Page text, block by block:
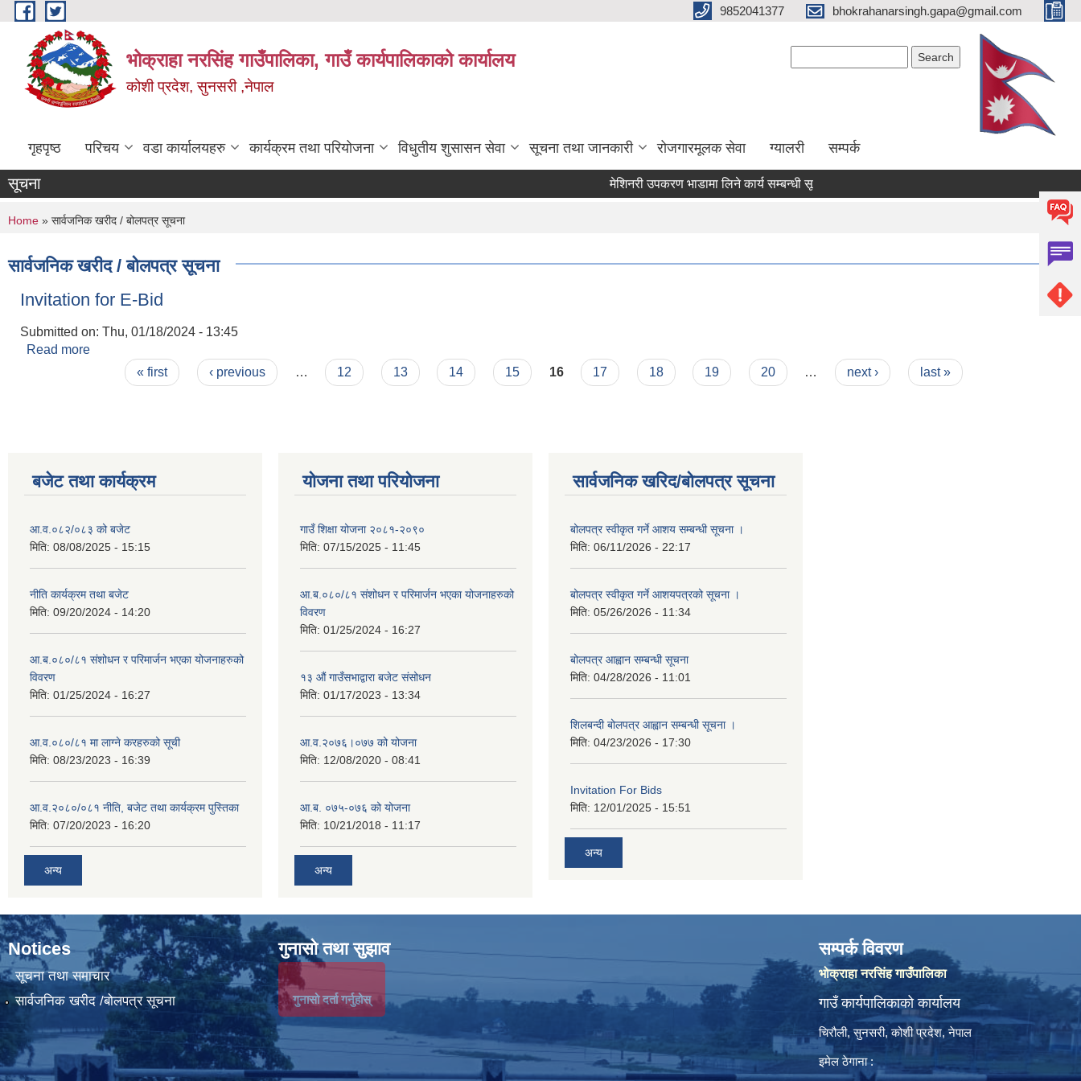
Skip to main content 9852041377 bhokrahanarsingh.gapa@gmail.com
भोक्राहा नरसिंह गाउँपालिका, गाउँ कार्यपालिकाको कार्यालय
कोशी प्रदेश, सुनसरी ,नेपाल
गृहपृष्ठ परिचय वडा कार्यालयहरु कार्यक्रम तथा परियोजना विधुतीय शुसासन सेवा सूचना तथा जानकारी रोजगारमूलक सेवा ग्यालरी सम्पर्क
सूचना मेशिनरी उपकरण भाडामा लिने कार्य सम्बन्धी सूचना
You are here
Home » सार्वजनिक खरीद / बोलपत्र सूचना
सार्वजनिक खरीद / बोलपत्र सूचना
Invitation for E-Bid
Submitted on: Thu, 01/18/2024 - 13:45
Read more
« first ‹ previous … 12 13 14 15 16 17 18 19 20 … next › last »
बजेट तथा कार्यक्रम
आ.व.०८२/०८३ को बजेट
मिति: 08/08/2025 - 15:15
नीति कार्यक्रम तथा बजेट
मिति: 09/20/2024 - 14:20
आ.ब.०८०/८१ संशोधन र परिमार्जन भएका योजनाहरुको
विवरण
मिति: 01/25/2024 - 16:27
आ.व.०८०/८१ मा लाग्ने करहरुको सूची
मिति: 08/23/2023 - 16:39
आ.व.२०८०/०८१ नीति, बजेट तथा कार्यक्रम पुस्तिका
मिति: 07/20/2023 - 16:20
अन्य
योजना तथा परियोजना
गाउँ शिक्षा योजना २०८१-२०९०
मिति: 07/15/2025 - 11:45
आ.ब.०८०/८१ संशोधन र परिमार्जन भएका योजनाहरुको
विवरण
मिति: 01/25/2024 - 16:27
१३ औं गाउँसभाद्वारा बजेट संसोधन
मिति: 01/17/2023 - 13:34
आ‍.व.२०७६।०७७ को योजना
मिति: 12/08/2020 - 08:41
आ.ब. ०७५-०७६ को योजना
मिति: 10/21/2018 - 11:17
अन्य
सार्वजनिक खरिद/बोलपत्र सूचना
बोलपत्र स्वीकृत गर्ने आशय सम्बन्धी सूचना ।
मिति: 06/11/2026 - 22:17
बोलपत्र स्वीकृत गर्ने आशयपत्रको सूचना ।
मिति: 05/26/2026 - 11:34
बोलपत्र आह्वान सम्बन्धी सूचना
मिति: 04/28/2026 - 11:01
शिलबन्दी बोलपत्र आह्वान सम्बन्धी सूचना ।
मिति: 04/23/2026 - 17:30
Invitation For Bids
मिति: 12/01/2025 - 15:51
अन्य
Notices
सूचना तथा समाचार
सार्वजनिक खरीद /बोलपत्र सूचना
गुनासो तथा सुझाव
गुनासो दर्ता गर्नुहोस्
सम्पर्क विवरण
भोक्राहा नरसिंह गाउँपालिका
गाउँ कार्यपालिकाको कार्यालय
चिरौली, सुनसरी, कोशी प्रदेश, नेपाल
इमेल ठेगाना :